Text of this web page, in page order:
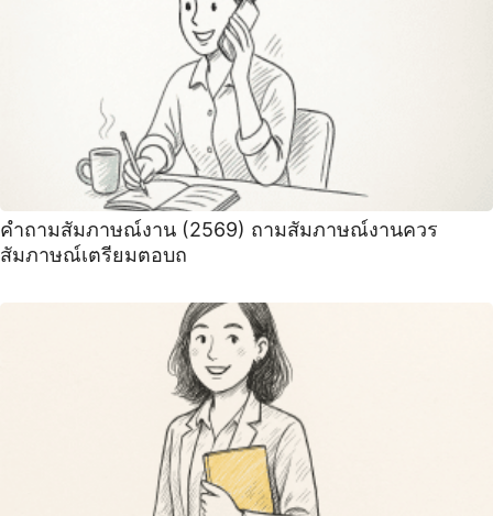
คําถามสัมภาษณ์งาน (2569) ถามสัมภาษณ์งานควร
สัมภาษณ์เตรียมตอบถ